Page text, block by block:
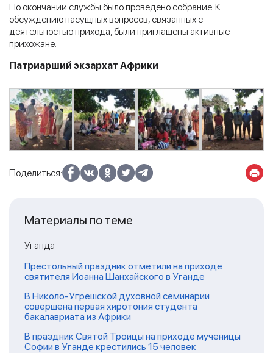
По окончании службы было проведено собрание. К
обсуждению насущных вопросов, связанных с
деятельностью прихода, были приглашены активные
прихожане.
Патриарший экзархат Африки
Поделиться:
Материалы по теме
Уганда
Престольный праздник отметили на приходе
святителя Иоанна Шанхайского в Уганде
В Николо-Угрешской духовной семинарии
совершена первая хиротония студента
бакалавриата из Африки
В праздник Святой Троицы на приходе мученицы
Софии в Уганде крестились 15 человек